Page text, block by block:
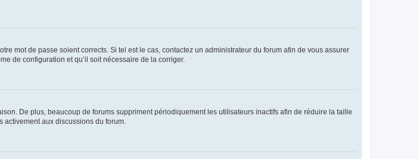
mot de passe soient corrects. Si tel est le cas, contactez un administrateur du forum afin de vous assurer
de configuration et qu’il soit nécessaire de la corriger.
De plus, beaucoup de forums suppriment périodiquement les utilisateurs inactifs afin de réduire la taille
aux discussions du forum.